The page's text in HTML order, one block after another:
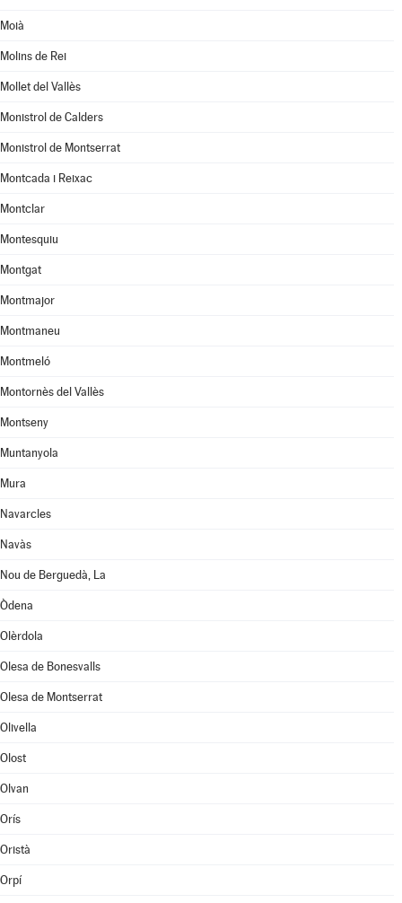
Moià
Molins de Rei
Mollet del Vallès
Monistrol de Calders
Monistrol de Montserrat
Montcada i Reixac
Montclar
Montesquiu
Montgat
Montmajor
Montmaneu
Montmeló
Montornès del Vallès
Montseny
Muntanyola
Mura
Navarcles
Navàs
Nou de Berguedà, La
Òdena
Olèrdola
Olesa de Bonesvalls
Olesa de Montserrat
Olivella
Olost
Olvan
Orís
Oristà
Orpí